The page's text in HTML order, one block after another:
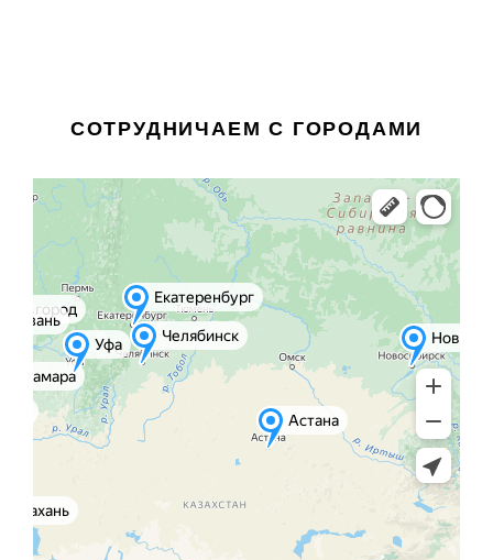
СОТРУДНИЧАЕМ С ГОРОДАМИ